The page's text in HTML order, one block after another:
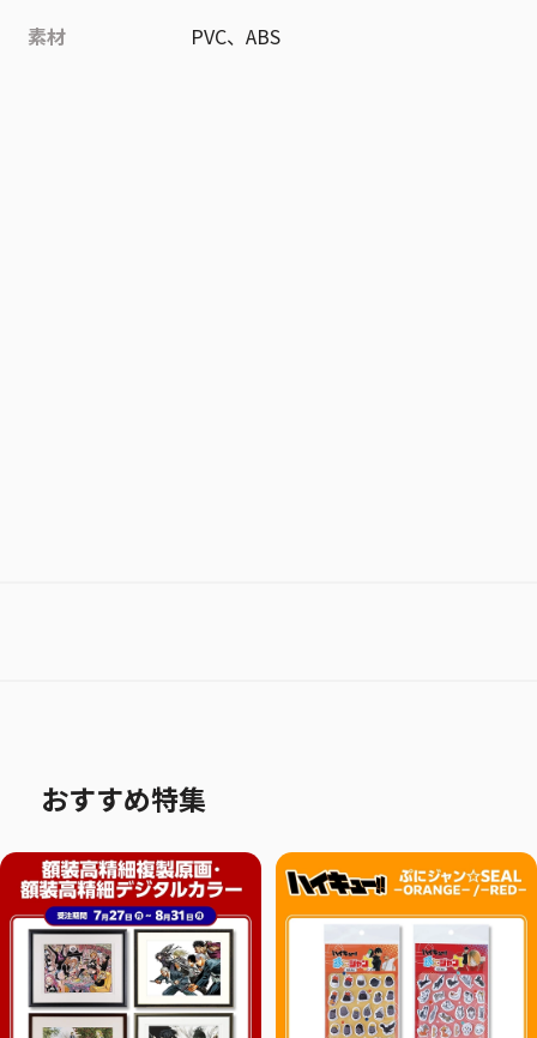
素材
PVC、ABS
おすすめ特集